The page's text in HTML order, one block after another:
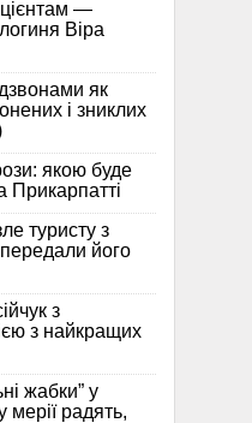
—
Віра
як
і зниклих
якою буде
Прикарпатті
туристу з
його
з
з найкращих
жабки” у
мерії радять,